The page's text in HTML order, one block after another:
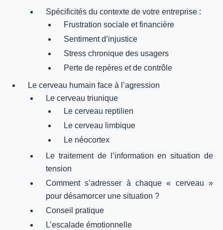
Spécificités du contexte de votre entreprise :
Frustration sociale et financière
Sentiment d’injustice
Stress chronique des usagers
Perte de repères et de contrôle
Le cerveau humain face à l’agression
Le cerveau triunique
Le cerveau reptilien
Le cerveau limbique
Le néocortex
Le traitement de l’information en situation de
tension
Comment s’adresser à chaque « cerveau »
pour désamorcer une situation ?
Conseil pratique
L’escalade émotionnelle